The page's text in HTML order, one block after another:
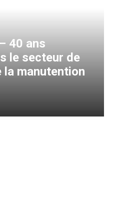
40 ans
le secteur de
la manutention